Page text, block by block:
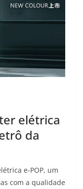
elétrica
da
e-POP, um
com a qualidade